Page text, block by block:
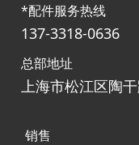
*配件服务热线
137-3318-0636
总部地址
上海市松江区陶
销售